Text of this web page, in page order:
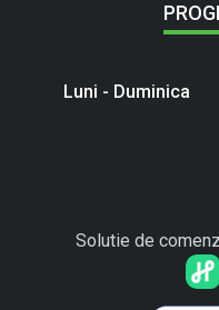
Luni - Duminica
Solutie de